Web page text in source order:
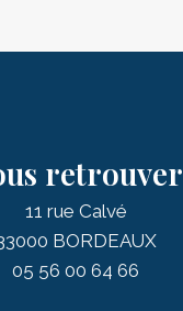
retrouver
11 rue Calvé
BORDEAUX
05 56 00 64 66